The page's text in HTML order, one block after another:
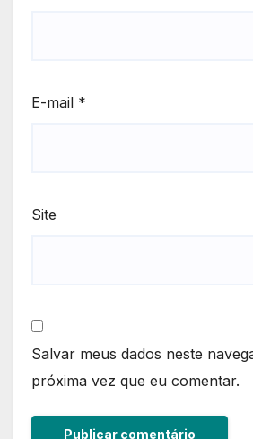
E-mail *
Site
Salvar meus dados neste
próxima vez que eu comentar.